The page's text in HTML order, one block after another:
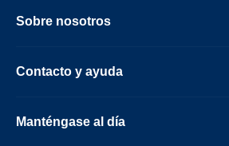
Sobre nosotros
Contacto y ayuda
Manténgase al día